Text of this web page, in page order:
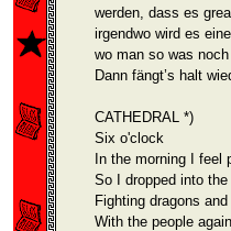
wer­den, dass es
irgendwo wird es
wo man so was
Dann fängt’s halt
CATHEDRAL *)
Six o'clock
In the morning I feel
So I dropped into
Fighting dragons
With the people